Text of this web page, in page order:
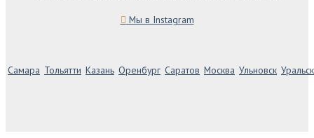
Мы в Instagram
Самара Тольятти Казань Оренбург Саратов Москва Ульновск Уральск